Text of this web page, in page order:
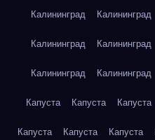
Калининград Калининград
Калининград Калининград
Калининград Калининград
Капуста Капуста Капуста
Капуста Капуста Капуста